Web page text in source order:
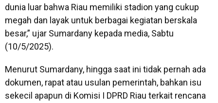
dunia luar bahwa Riau memiliki stadion yang cukup
megah dan layak untuk berbagai kegiatan berskala
besar,” ujar Sumardany kepada media, Sabtu
(10/5/2025).
Menurut Sumardany, hingga saat ini tidak pernah ada
dokumen, rapat atau usulan pemerintah, bahkan isu
sekecil apapun di Komisi I DPRD Riau terkait rencana